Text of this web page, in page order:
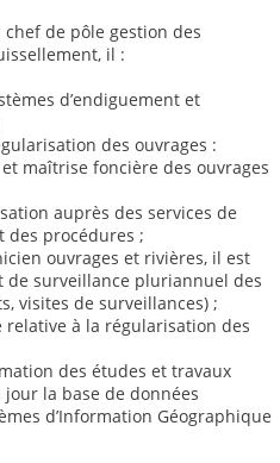
de pôle gestion des
il :
d’endiguement et
des ouvrages :
maîtrise foncière des ouvrages
auprès des services de
des procédures ;
ouvrages et rivières, il est
de surveillance pluriannuel des
visites de surveillances) ;
à la régularisation des
des études et travaux
jour la base de données
d’Information Géographique